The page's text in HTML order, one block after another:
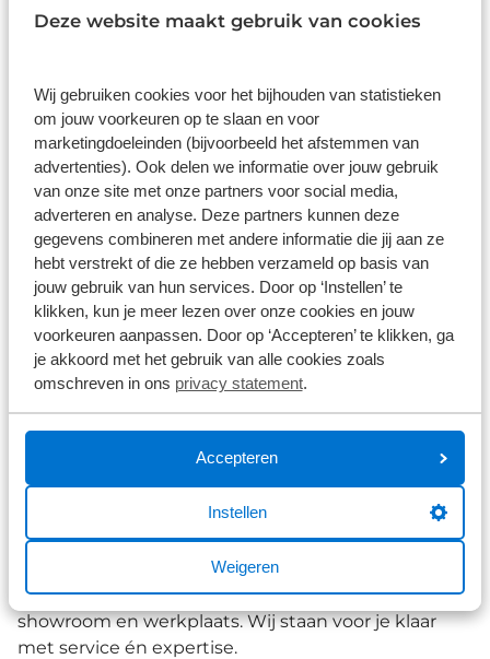
Deze website maakt gebruik van cookies
Wij gebruiken cookies voor het bijhouden van statistieken
om jouw voorkeuren op te slaan en voor
marketingdoeleinden (bijvoorbeeld het afstemmen van
advertenties). Ook delen we informatie over jouw gebruik
van onze site met onze partners voor social media,
adverteren en analyse. Deze partners kunnen deze
gegevens combineren met andere informatie die jij aan ze
hebt verstrekt of die ze hebben verzameld op basis van
jouw gebruik van hun services. Door op ‘Instellen’ te
klikken, kun je meer lezen over onze cookies en jouw
voorkeuren aanpassen. Door op ‘Accepteren’ te klikken, ga
je akkoord met het gebruik van alle cookies zoals
omschreven in ons privacy statement.
Accepteren
Instellen
Weigeren
De IONIQ 9 is niet alleen innovatief onder de
motorkap, maar weet ook visueel te imponeren.
Met zijn vooruitstrevende en gedurfde design
sleepte deze SUV de prestigieuze Red Dot Award in
de wacht, een van de belangrijkste en meest
gerenommeerde designprijzen ter wereld. Deze
erkenning bevestigt dat de IONIQ 9 niet zomaar
eenautois, maar een statement op wielen.
Ervaar Hyundai zelf bij Broekhuis
Broekhuis is officieel Hyundai-dealer en helpt je
graag verder met al je vragen of wensen omtrent
Hyundai. Of je nu eenproefrit
wilt maken, meer
informatie zoekt of jouw Hyundai volgens de
officiële dealervoorschriften wilt laten
onderhouden, je bent van harte welkom in onze
showroom en werkplaats. Wij staan voor je klaar
met service én expertise.